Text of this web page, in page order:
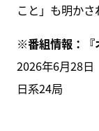
こと」も明かさ
※番組情報：『
2026年6月28日
日系24局